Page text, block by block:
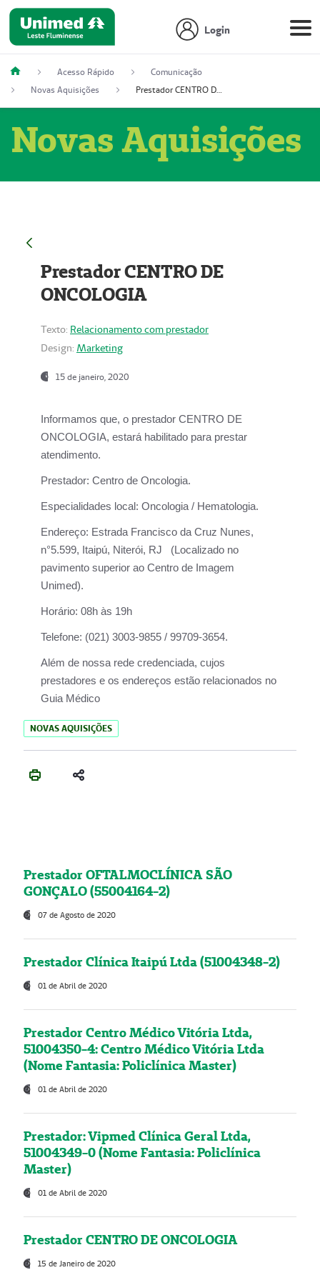
Login
Acesso Rápido
Comunicação
Novas Aquisições
Prestador CENTRO DE ONCOLOGIA
Novas Aquisições
Prestador CENTRO DE
ONCOLOGIA
Texto: Relacionamento com prestador
Design: Marketing
15 de janeiro, 2020
Informamos que, o prestador CENTRO DE
ONCOLOGIA, estará habilitado para prestar
atendimento.
Prestador: Centro de Oncologia.
Especialidades local: Oncologia / Hematologia.
Endereço: Estrada Francisco da Cruz Nunes,
n°5.599, Itaipú, Niterói, RJ (Localizado no
pavimento superior ao Centro de Imagem
Unimed).
Horário: 08h às 19h
Telefone: (021) 3003-9855 / 99709-3654.
Além de nossa rede credenciada, cujos
prestadores e os endereços estão relacionados no
Guia Médico
NOVAS AQUISIÇÕES
Prestador OFTALMOCLÍNICA SÃO
GONÇALO (55004164-2)
07 de Agosto de 2020
Prestador Clínica Itaipú Ltda (51004348-2)
01 de Abril de 2020
Prestador Centro Médico Vitória Ltda,
51004350-4: Centro Médico Vitória Ltda
(Nome Fantasia: Policlínica Master)
01 de Abril de 2020
Prestador: Vipmed Clínica Geral Ltda,
51004349-0 (Nome Fantasia: Policlínica
Master)
01 de Abril de 2020
Prestador CENTRO DE ONCOLOGIA
15 de Janeiro de 2020